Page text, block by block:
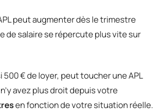
peut augmenter dès le trimestre
de salaire se répercute plus vite sur
€ de loyer, peut toucher une APL
avez plus droit depuis votre
en fonction de votre situation réelle.